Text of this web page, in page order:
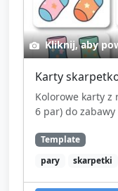
Kliknij, aby
Karty
Kolorowe karty z
6 par) do zabawy
Template
pary
skarpetki